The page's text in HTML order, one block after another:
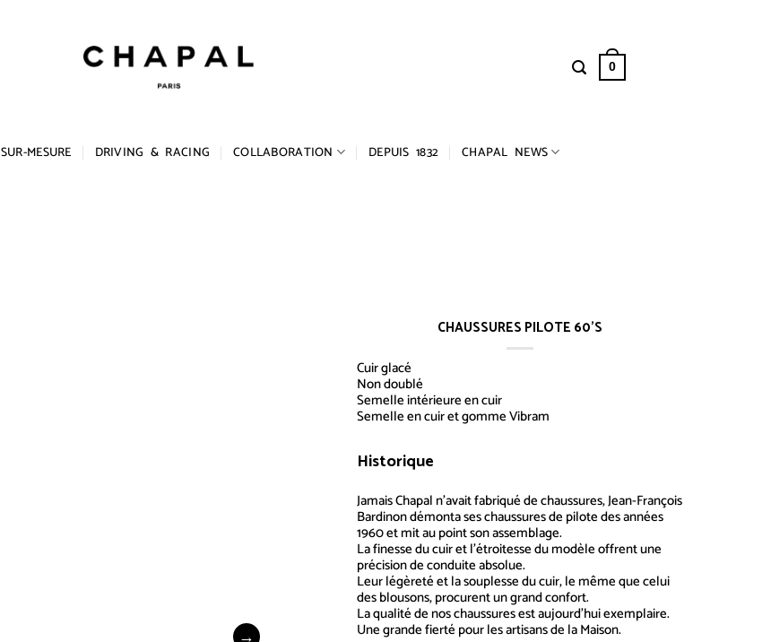
0
SUR-MESURE DRIVING & RACING COLLABORATION DEPUIS 1832 CHAPAL NEWS
CHAUSSURES PILOTE 60’S
Cuir glacé
Non doublé
Semelle intérieure en cuir
Semelle en cuir et gomme Vibram
Historique
JamaisChapal n’avait fabriqué de chaussures, Jean-François
Bardinon démonta ses chaussures de pilote des années
1960 et mit au point son assemblage.
La finesse du cuir et l’étroitesse du modèle offrent une
précision de conduite absolue.
Leur légèreté et la souplesse du cuir, le même que celui
des blousons, procurent un grand confort.
La qualité de nos chaussures est aujourd’hui exemplaire.
Une grande fierté pour les artisans de la Maison.